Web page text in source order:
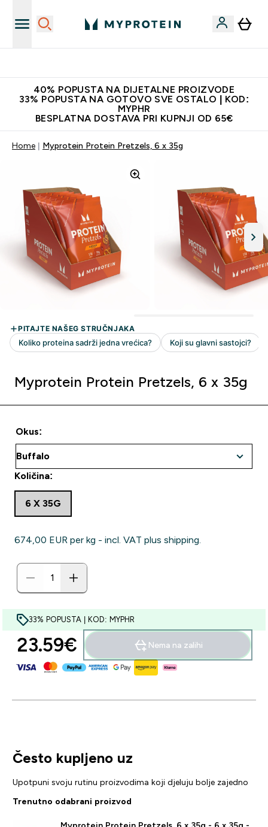
40% POPUSTA NA DIJETALNE PROIZVODE
33% POPUSTA NA GOTOVO SVE OSTALO | KOD:
MYPHR
BESPLATNA DOSTAVA PRI KUPNJI OD 65€
Home Myprotein Protein Pretzels, 6 x 35g
Myprotein Protein Pretzels, 6 x 35g
Okus:
Količina:
6 X 35G
674,00 EUR‎ per kg - incl. VAT plus shipping.
33% POPUSTA | KOD: MYPHR
23.59€‎ Nema na zalihi
Često kupljeno uz
Upotpuni svoju rutinu proizvodima koji djeluju bolje zajedno
Trenutno odabrani proizvod
Myprotein Protein Pretzels, 6 x 35g - 6 x 35g -